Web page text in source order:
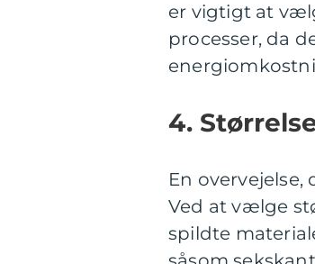
er vigtigt at
processer, da
4.
En
Ved at vælge
spildte